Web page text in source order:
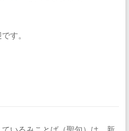
す。